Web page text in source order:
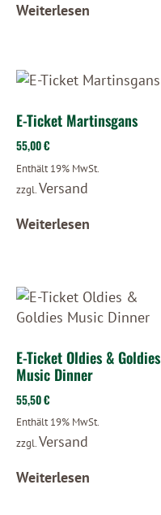
Weiterlesen
E-Ticket Martinsgans
55,00€
Enthält 19% MwSt.
zzgl.Versand
Weiterlesen
E-Ticket Oldies & Goldies
Music Dinner
55,50€
Enthält 19% MwSt.
zzgl.Versand
Weiterlesen